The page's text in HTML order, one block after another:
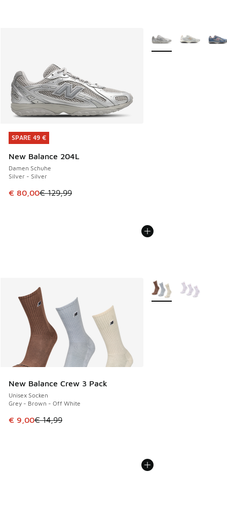
SPARE 49 €
New Balance 204L
Damen Schuhe
Silver - Silver
Dieser Artikel ist im Sale. Der Preis ist von € 129,99 auf €
€ 80,00€ 129,99
SPARE 49 €
Weitere Farben
New Balance Crew 3 Pack
Unisex Socken
Grey - Brown - Off White
Dieser Artikel ist im Sale. Der Preis ist von € 14,99 auf €
€ 9,00€ 14,99
Weitere Farben